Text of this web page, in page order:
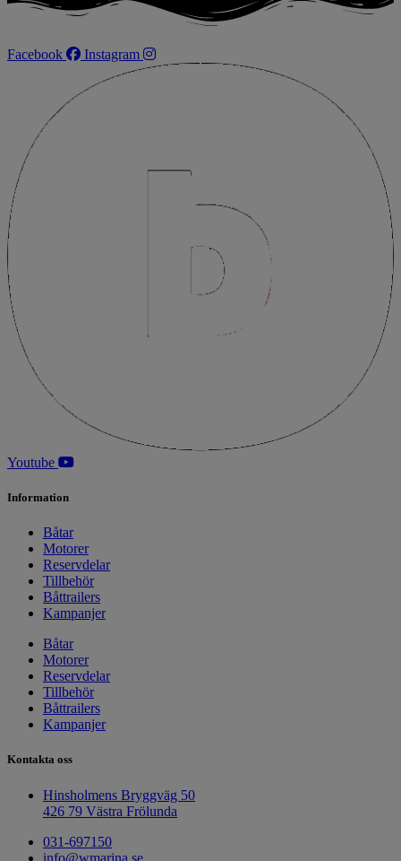
Facebook Instagram
Youtube
Information
Båtar
Motorer
Reservdelar
Tillbehör
Båttrailers
Kampanjer
Båtar
Motorer
Reservdelar
Tillbehör
Båttrailers
Kampanjer
Kontakta oss
Hinsholmens Bryggväg 50
426 79 Västra Frölunda
031-697150
info@wmarina.se